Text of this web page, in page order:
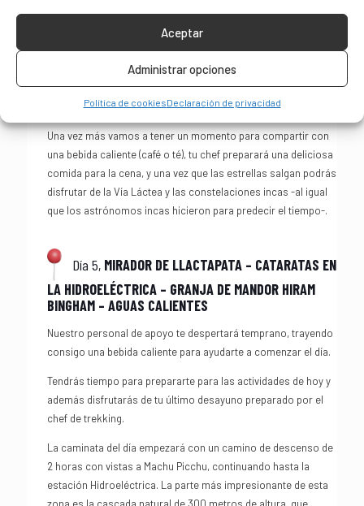
Aceptar
Administrar opciones
Política de cookiesDeclaración de privacidad
Descubrirás que Llactapata es un gran lugar para disfrutar de
la puesta de sol y el amanecer sobre Machu Picchu. Después
del almuerzo tendrás tiempo libre para disfrutar de las vistas y
relajarte.
Una vez más vamos a tener un momento para compartir con
una bebida caliente (café o té), tu chef preparará una deliciosa
comida para la cena, y una vez que las estrellas salgan podrás
disfrutar de la Vía Láctea y las constelaciones incas -al igual
que los astrónomos incas hicieron para predecir el tiempo-.
Día 5, MIRADOR DE LLACTAPATA – CATARATAS EN
LA HIDROELÉCTRICA – GRANJA DE MANDOR HIRAM
BINGHAM – AGUAS CALIENTES
Nuestro personal de apoyo te despertará temprano, trayendo
consigo una bebida caliente para ayudarte a comenzar el día.
Tendrás tiempo para prepararte para las actividades de hoy y
además disfrutarás de tu último desayuno preparado por el
chef de trekking.
La caminata del día empezará con un camino de descenso de
2 horas con vistas a Machu Picchu, continuando hasta la
estación Hidroeléctrica. La parte más impresionante de esta
zona es la cascada natural de 300 metros de altura, que